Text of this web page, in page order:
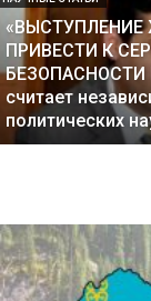
ПРИВЕСТИ К
БЕЗОПАСНОСТИ
считает
политических